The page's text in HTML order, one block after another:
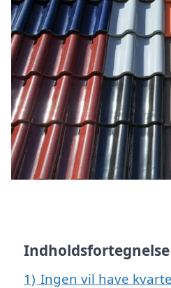
Indholdsfortegnelse
1) Ingen vil have